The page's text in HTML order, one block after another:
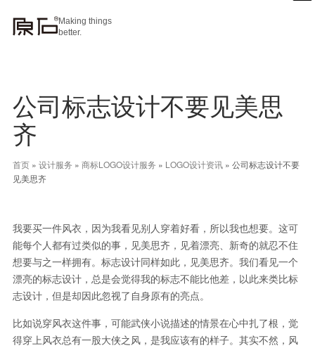
Making things
better.
公司标志设计不要见美思
齐
首页 » 设计服务 » 商标LOGO设计服务 » LOGO设计资讯 » 公司标志设计不要
见美思齐
我要买一件风衣，因为我看见别人穿着好看，所以我也想要。这可
能每个人都有过类似的事，见美思齐，见着漂亮、新奇的就忍不住
想要与之一样拥有。标志设计同样如此，见美思齐。我们看见一个
漂亮的标志设计，总是会觉得我的标志不能比他差，以此来类比标
志设计，但是却因此忽视了自身原有的亮点。
比如说穿风衣这件事，可能武侠小说描述的情景在心中扎了根，觉
得穿上风衣总有一股大侠之风，是我应该有的样子。其实不然，风